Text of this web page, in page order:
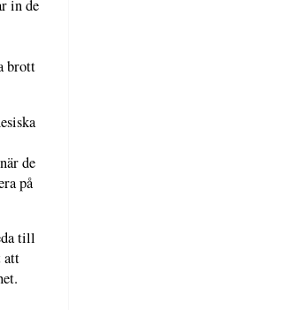
in de
brott
de
på
till
att